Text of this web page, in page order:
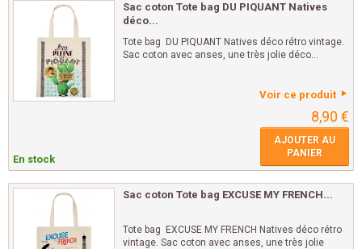
Sac coton Tote bag DU PIQUANT Natives
déco...
Tote bag DU PIQUANT Natives déco rétro vintage.
Sac coton avec anses, une très jolie déco...
Voir ce produit
8,90 €
En stock
AJOUTER AU
PANIER
Sac coton Tote bag EXCUSE MY FRENCH...
Tote bag EXCUSE MY FRENCH Natives déco rétro
vintage. Sac coton avec anses, une très jolie